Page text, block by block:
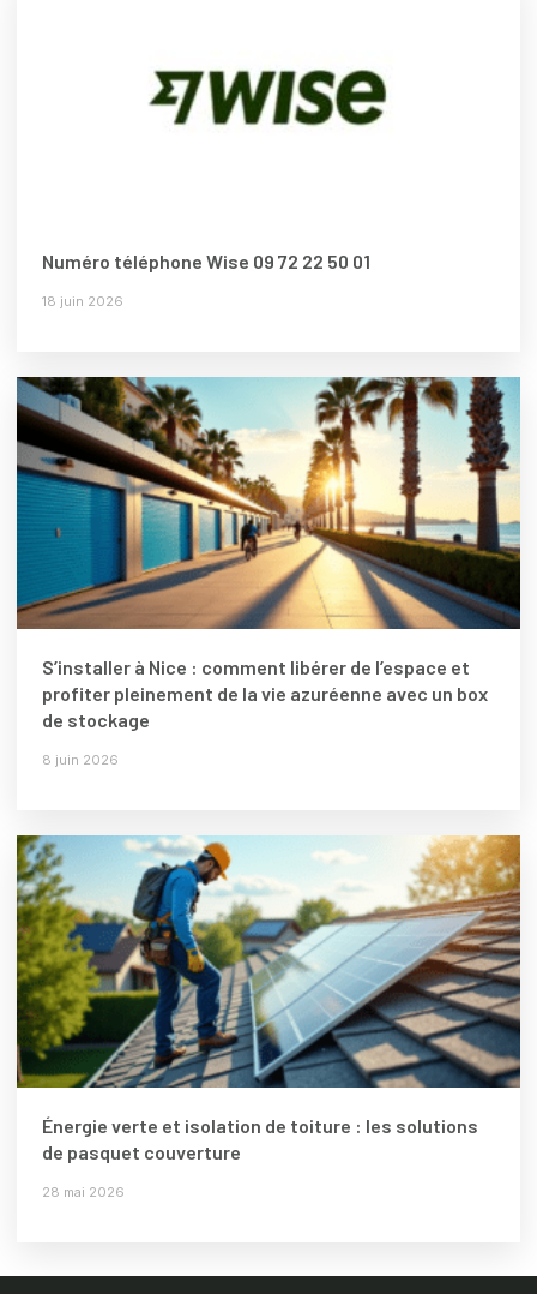
Numéro téléphone Wise 09 72 22 50 01
18 juin 2026
S’installer à Nice : comment libérer de l’espace et
profiter pleinement de la vie azuréenne avec un box
de stockage
8 juin 2026
Énergie verte et isolation de toiture : les solutions
de pasquet couverture
28 mai 2026